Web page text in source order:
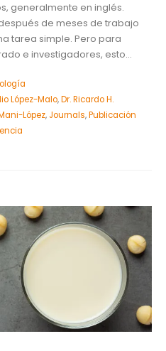
generalmente en inglés.
de meses de trabajo
tarea simple. Pero para
e investigadores, esto...
López-Malo,Dr. Ricardo H.
López, Journals,Publicación